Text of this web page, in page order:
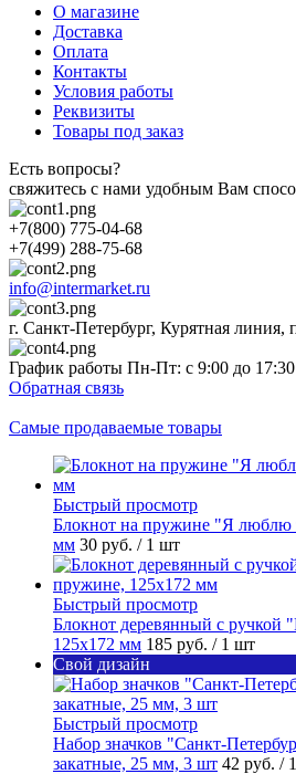
О магазине
Доставка
Оплата
Контакты
Условия работы
Реквизиты
Товары под заказ
Есть вопросы?
свяжитесь с нами удобным Вам
+7(800) 775-04-68
+7(499) 288-75-68
info@intermarket.ru
г. Санкт-Петербург, Курятная линия,
График работы Пн-Пт: с 9:00 до 17:30
Обратная связь
Самые продаваемые товары
Быстрый просмотр
Блокнот на пружине "Я люблю
мм 30 руб. / 1 шт
Быстрый просмотр
Блокнот деревянный с ручкой
125х172 мм 185 руб. / 1 шт
Свой дизайн
Быстрый просмотр
Набор значков "Санкт-
закатные, 25 мм, 3 шт 42 руб. /